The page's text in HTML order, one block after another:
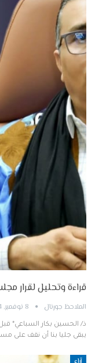
قراءة وتحليل لقرار مجلس الأمن
الملاحظ جورنال 8 نوفمبر, 2024
يبقى جليا بنا أن نقف على